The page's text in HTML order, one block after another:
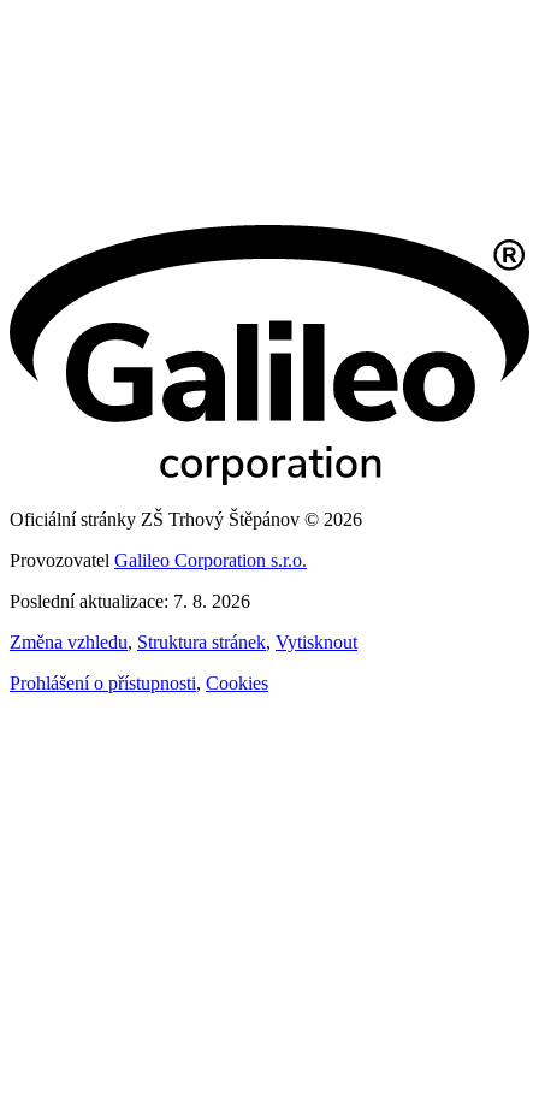
Oficiální stránky ZŠ Trhový Štěpánov © 2026
Provozovatel Galileo Corporation s.r.o.
Poslední aktualizace: 7. 8. 2026
Změna vzhledu, Struktura stránek, Vytisknout
Prohlášení o přístupnosti, Cookies